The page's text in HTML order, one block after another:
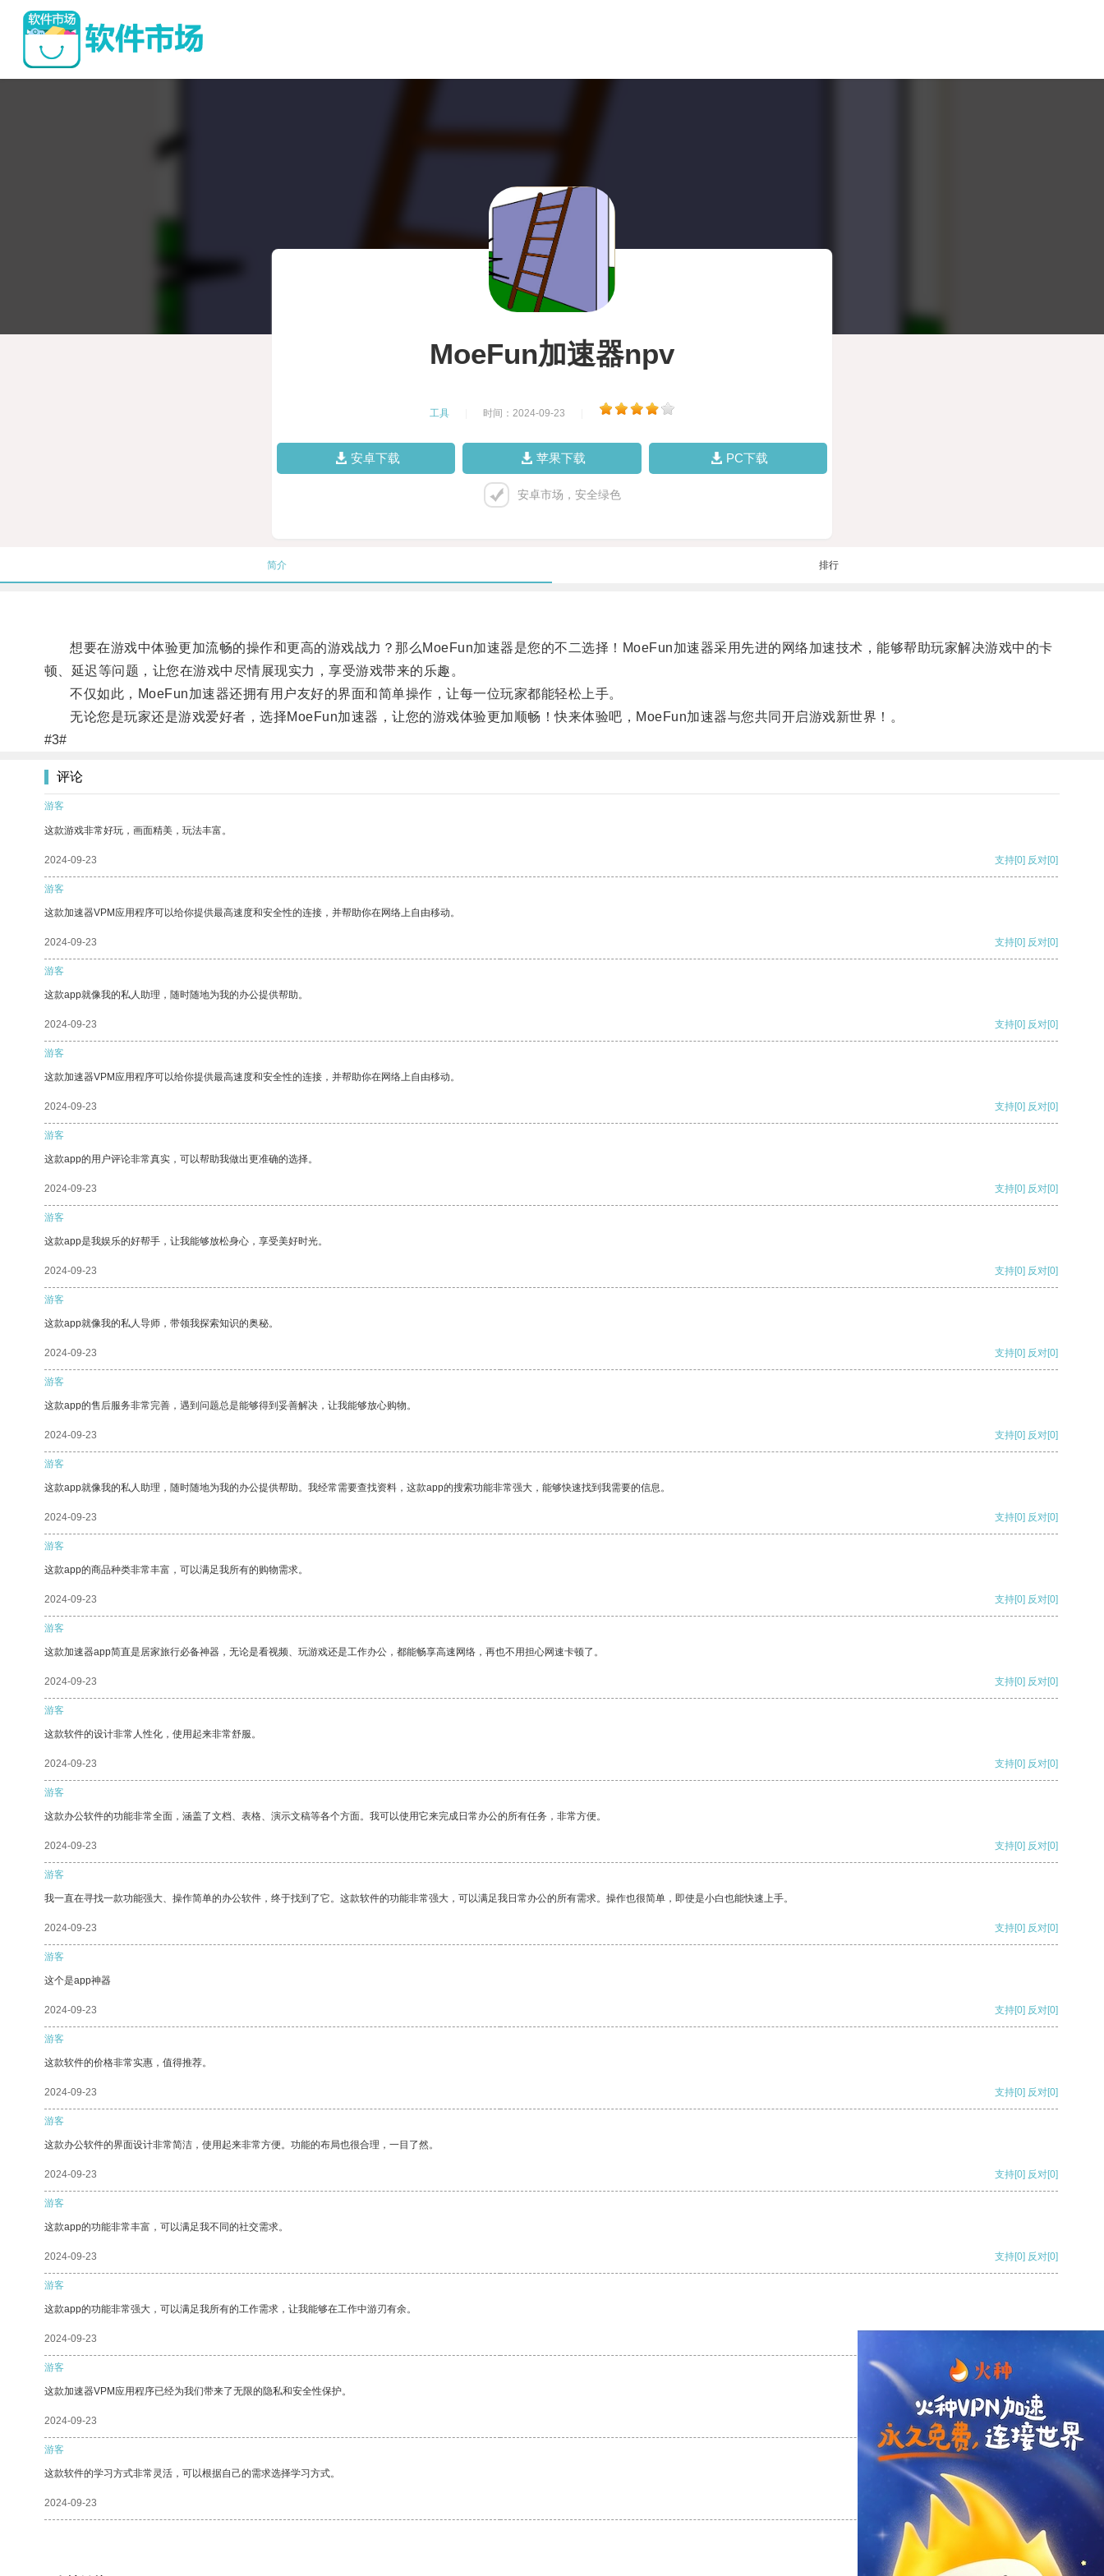
MoeFun加速器npv
工具 时间：2024-09-23
安卓下载 苹果下载 PC下载
安卓市场，安全绿色
简介 排行
想要在游戏中体验更加流畅的操作和更高的游戏战力？那么MoeFun加速器是您的不二选择！MoeFun加速器采用先进的网络加速技术，能够帮助玩家解决游戏中的卡
顿、延迟等问题，让您在游戏中尽情展现实力，享受游戏带来的乐趣。
不仅如此，MoeFun加速器还拥有用户友好的界面和简单操作，让每一位玩家都能轻松上手。
无论您是玩家还是游戏爱好者，选择MoeFun加速器，让您的游戏体验更加顺畅！快来体验吧，MoeFun加速器与您共同开启游戏新世界！。
#3#
评论
游客
这款游戏非常好玩，画面精美，玩法丰富。
2024-09-23 支持[0] 反对[0]
游客
这款加速器VPM应用程序可以给你提供最高速度和安全性的连接，并帮助你在网络上自由移动。
2024-09-23 支持[0] 反对[0]
游客
这款app就像我的私人助理，随时随地为我的办公提供帮助。
2024-09-23 支持[0] 反对[0]
游客
这款加速器VPM应用程序可以给你提供最高速度和安全性的连接，并帮助你在网络上自由移动。
2024-09-23 支持[0] 反对[0]
游客
这款app的用户评论非常真实，可以帮助我做出更准确的选择。
2024-09-23 支持[0] 反对[0]
游客
这款app是我娱乐的好帮手，让我能够放松身心，享受美好时光。
2024-09-23 支持[0] 反对[0]
游客
这款app就像我的私人导师，带领我探索知识的奥秘。
2024-09-23 支持[0] 反对[0]
游客
这款app的售后服务非常完善，遇到问题总是能够得到妥善解决，让我能够放心购物。
2024-09-23 支持[0] 反对[0]
游客
这款app就像我的私人助理，随时随地为我的办公提供帮助。我经常需要查找资料，这款app的搜索功能非常强大，能够快速找到我需要的信息。
2024-09-23 支持[0] 反对[0]
游客
这款app的商品种类非常丰富，可以满足我所有的购物需求。
2024-09-23 支持[0] 反对[0]
游客
这款加速器app简直是居家旅行必备神器，无论是看视频、玩游戏还是工作办公，都能畅享高速网络，再也不用担心网速卡顿了。
2024-09-23 支持[0] 反对[0]
游客
这款软件的设计非常人性化，使用起来非常舒服。
2024-09-23 支持[0] 反对[0]
游客
这款办公软件的功能非常全面，涵盖了文档、表格、演示文稿等各个方面。我可以使用它来完成日常办公的所有任务，非常方便。
2024-09-23 支持[0] 反对[0]
游客
我一直在寻找一款功能强大、操作简单的办公软件，终于找到了它。这款软件的功能非常强大，可以满足我日常办公的所有需求。操作也很简单，即使是小白也能快速上手。
2024-09-23 支持[0] 反对[0]
游客
这个是app神器
2024-09-23 支持[0] 反对[0]
游客
这款软件的价格非常实惠，值得推荐。
2024-09-23 支持[0] 反对[0]
游客
这款办公软件的界面设计非常简洁，使用起来非常方便。功能的布局也很合理，一目了然。
2024-09-23 支持[0] 反对[0]
游客
这款app的功能非常丰富，可以满足我不同的社交需求。
2024-09-23 支持[0] 反对[0]
游客
这款app的功能非常强大，可以满足我所有的工作需求，让我能够在工作中游刃有余。
2024-09-23
游客
这款加速器VPM应用程序已经为我们带来了无限的隐私和安全性保护。
2024-09-23 支持 [0] 反对 [0]
游客
这款软件的学习方式非常灵活，可以根据自己的需求选择学习方式。
2024-09-23 支持